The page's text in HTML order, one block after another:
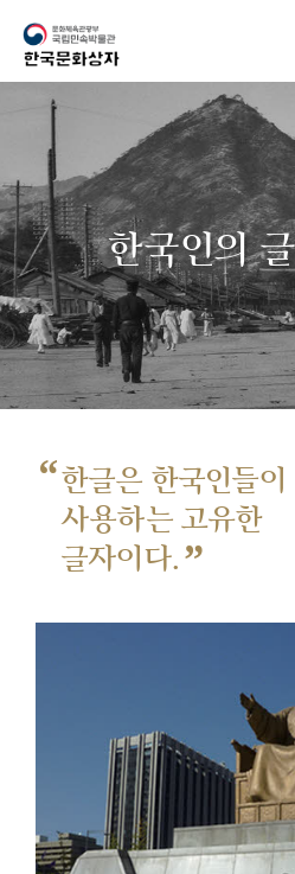
한국인의
“한글은 한국인들이
사용하는 고유한
글자이다. ”